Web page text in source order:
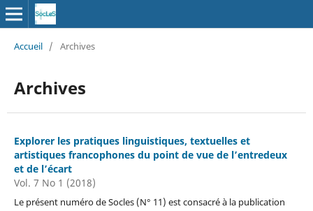
Accueil / Archives
Archives
Explorer les pratiques linguistiques, textuelles et
artistiques francophones du point de vue de l’entredeux
et de l’écart
Vol. 7 No 1 (2018)
Le présent numéro de Socles (N° 11) est consacré à la publication